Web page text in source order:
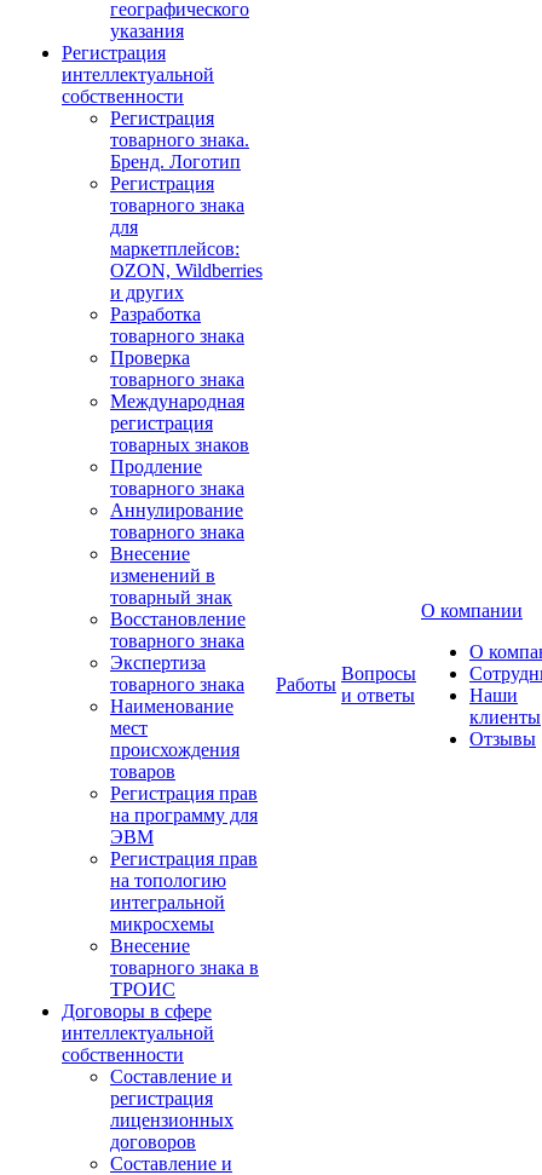
географического
указания
Регистрация
интеллектуальной
собственности
Регистрация
товарного знака.
Бренд. Логотип
Регистрация
товарного знака
для
маркетплейсов:
OZON, Wildberries
и других
Разработка
товарного знака
Проверка
товарного знака
Международная
регистрация
товарных знаков
Продление
товарного знака
Аннулирование
товарного знака
Внесение
изменений в
товарный знак
Восстановление
товарного знака
Экспертиза
товарного знака
Наименование
мест
происхождения
товаров
Регистрация прав
на программу для
ЭВМ
Регистрация прав
на топологию
интегральной
микросхемы
Внесение
товарного знака в
ТРОИС
Договоры в сфере
интеллектуальной
собственности
Составление и
регистрация
лицензионных
договоров
Составление и
Работы
Вопросы
и ответы
О компании
О
Наши
клиенты
Отзывы